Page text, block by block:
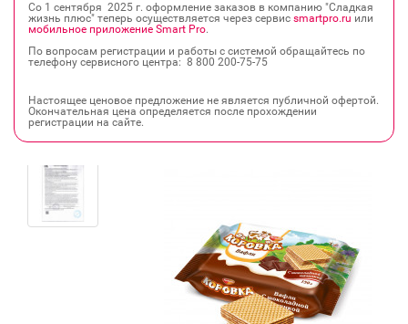
Со 1 сентября 2025 г. оформление заказов в компанию "Сладкая
жизнь плюс" теперь осуществляется через сервис smartpro.ru или
мобильное приложение Smart Pro.
По вопросам регистрации и работы с системой обращайтесь по
телефону сервисного центра: 8 800 200‐75‐75
Настоящее ценовое предложение не является публичной офертой.
Окончательная цена определяется после прохождении
регистрации на сайте.